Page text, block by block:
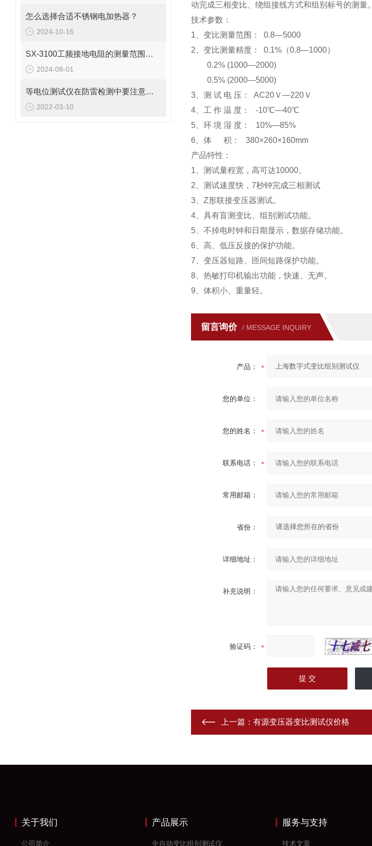
怎么选择合适不锈钢电加热器？
2024-10-16
SX-3100工频接地电阻的测量范围及测量方法
2024-08-01
等电位测试仪在防雷检测中要注意的事项
2022-03-10
动完成三相变比、绕组接线方式和组别标号的测量。
技术参数：
1、变比测量范围： 0.8—5000
2、变比测量精度： 0.1%（0.8—1000）
0.2% (1000—2000)
0.5% (2000—5000)
3、测 试 电 压： AC20Ｖ—220Ｖ
4、工 作 温 度： -10℃—40℃
5、环 境 湿 度： 10%—85%
6、体 积： 380×260×160mm
产品特性：
1、测试量程宽，高可达10000。
2、测试速度快，7秒钟完成三相测试
3、Z形联接变压器测试。
4、具有盲测变比、组别测试功能。
5、不掉电时钟和日期显示，数据存储功能。
6、高、低压反接的保护功能。
7、变压器短路、匝间短路保护功能。
8、热敏打印机输出功能，快速、无声。
9、体积小、重量轻。
留言询价 / MESSAGE INQUIRY
产品：
您的单位：
您的姓名：
联系电话：
常用邮箱：
省份：
详细地址：
补充说明：
验证码：
上一篇： 有源变压器变比测试仪价格
关于我们
公司简介
产品展示
全自动变比组别测试仪
服务与支持
技术文章